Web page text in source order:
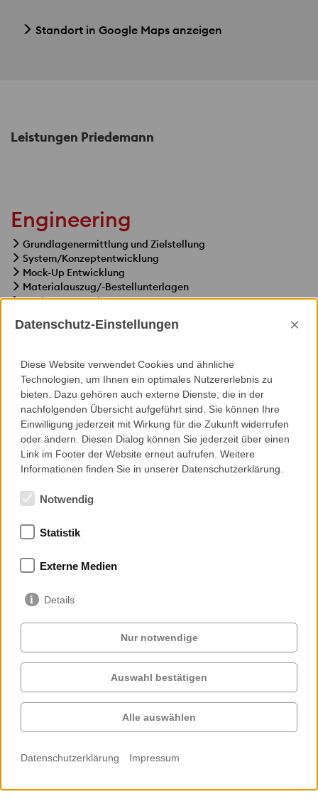
Standort in Google Maps anzeigen
Leistungen Priedemann
Engineering
Grundlagenermittlung und Zielstellung
System/Konzeptentwicklung
Mock-Up Entwicklung
Materialauszug/-Bestellunterlagen
Fertigungsunterlagen
Bestandsplanung
Specials
Statik
Medienfassade
Mitgliedschaften
Services
Cases
Auftraggeber
Projekte
Profil
Kontakt
Datenschutz-Einstellungen ×
Diese Website verwendet Cookies und ähnliche
Technologien, um Ihnen ein optimales Nutzererlebnis zu
bieten. Dazu gehören auch externe Dienste, die in der
nachfolgenden Übersicht aufgeführt sind. Sie können Ihre
Einwilligung jederzeit mit Wirkung für die Zukunft widerrufen
oder ändern. Diesen Dialog können Sie jederzeit über einen
Link im Footer der Website erneut aufrufen. Weitere
Informationen finden Sie in unserer Datenschutzerklärung.
Notwendig
Statistik
Externe Medien
Details
Nur notwendige
Auswahl bestätigen
Alle auswählen
Datenschutzerklärung Impressum